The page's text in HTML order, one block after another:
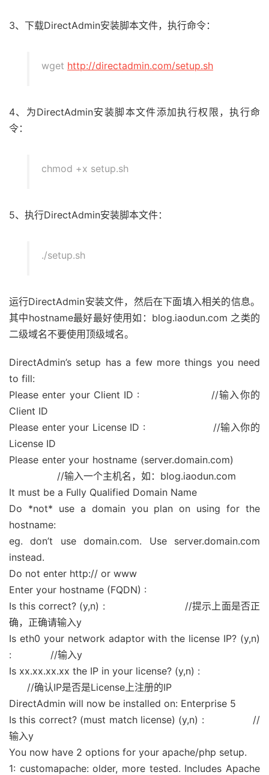
3、下载DirectAdmin安装脚本文件，执行命令：
wget http://directadmin.com/setup.sh
4、为DirectAdmin安装脚本文件添加执行权限，执行命
令：
chmod +x setup.sh
5、执行DirectAdmin安装脚本文件：
./setup.sh
运行DirectAdmin安装文件，然后在下面填入相关的信息。
其中hostname最好最好使用如：blog.iaodun.com 之类的
二级域名不要使用顶级域名。
DirectAdmin’s setup has a few more things you need
to fill:
Please enter your Client ID : //输入你的
Client ID
Please enter your License ID : //输入你的
License ID
Please enter your hostname (server.domain.com)
//输入一个主机名，如：blog.iaodun.com
It must be a Fully Qualified Domain Name
Do *not* use a domain you plan on using for the
hostname:
eg. don’t use domain.com. Use server.domain.com
instead.
Do not enter http:// or www
Enter your hostname (FQDN) :
Is this correct? (y,n) : //提示上面是否正
确，正确请输入y
Is eth0 your network adaptor with the license IP? (y,n)
: //输入y
Is xx.xx.xx.xx the IP in your license? (y,n) :
//确认IP是否是License上注册的IP
DirectAdmin will now be installed on: Enterprise 5
Is this correct? (must match license) (y,n) : //
输入y
You now have 2 options for your apache/php setup.
1: customapache: older, more tested. Includes Apache